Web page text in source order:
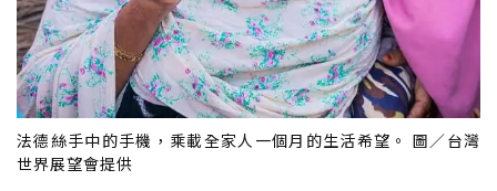
法德絲手中的手機，乘載全家人一個月的生活希望。 圖／台灣
世界展望會提供